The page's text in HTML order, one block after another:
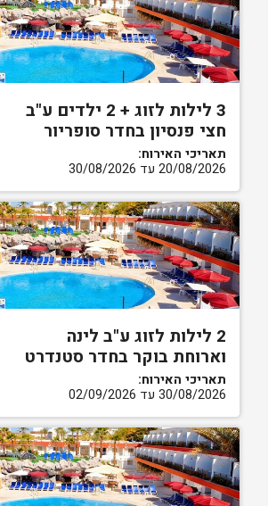
3 לילות לזוג + 2 ילדים ע"ב
חצי פנסיון בחדר סופריור
תאריכי האירוח:
20/08/2026 עד 30/08/2026
2 לילות לזוג ע"ב לינה
וארוחת בוקר בחדר סטנדרט
תאריכי האירוח:
30/08/2026 עד 02/09/2026